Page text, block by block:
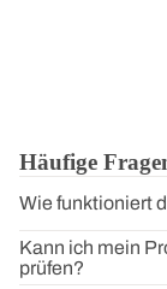
Häufige
Wie funktioniert
Kann ich mein
prüfen?